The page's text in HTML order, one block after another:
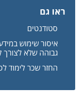
ראו גם
סטודנטים
איסור שימוש
גבוהה שלא לצורך
החזר שכר לימוד